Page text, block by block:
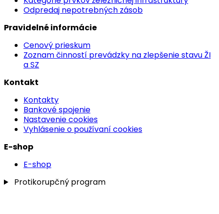
Odpredaj nepotrebných zásob
Pravidelné informácie
Cenový prieskum
Zoznam činností prevádzky na zlepšenie stavu ŽI
a SZ
Kontakt
Kontakty
Bankové spojenie
Nastavenie cookies
Vyhlásenie o používaní cookies
E-shop
E-shop
Protikorupčný program